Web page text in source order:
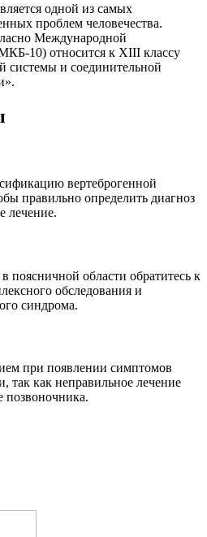
одной из самых
проблем человечества.
Международной
10) относится к XIII классу
системы и соединительной
вертеброгенной
правильно определить диагноз
лечение.
поясничной области обратитесь к
обследования и
синдрома.
при появлении симптомов
так как неправильное лечение
позвоночника.